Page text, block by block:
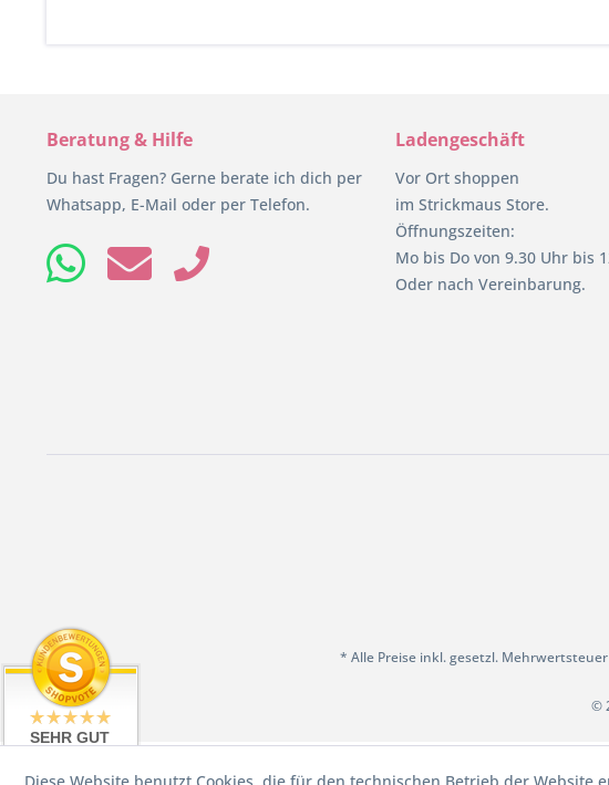
Beratung & Hilfe
Du hast Fragen? Gerne berate ich dich per
Whatsapp, E-Mail oder per Telefon.
Ladengeschäft
Vor Ort shoppen
im Strickmaus Store.
Öffnungszeiten:
Mo bis Do von 9.30 Uhr bis
Oder nach Vereinbarung.
* Alle Preise inkl. gesetzl. Mehrwertsteuer
©
SEHR GUT
aus 199